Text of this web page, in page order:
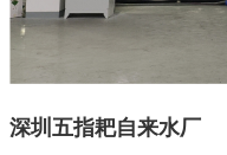
深圳五指耙自来水厂